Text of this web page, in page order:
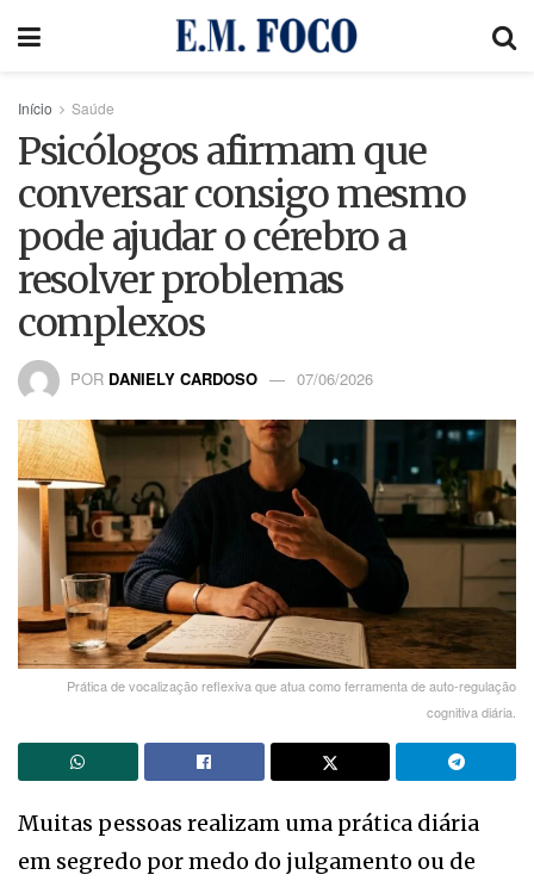
Início Saúde
Psicólogos afirmam que
conversar consigo mesmo
pode ajudar o cérebro a
resolver problemas
complexos
POR DANIELY CARDOSO 07/06/2026
Prática de vocalização reflexiva que atua como ferramenta de auto-regulação
cognitiva diária.
Muitas pessoas realizam uma prática diária
em segredo por medo do julgamento ou de